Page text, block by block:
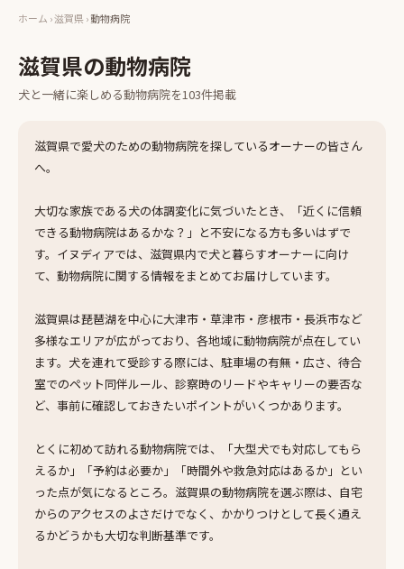
ホーム ›滋賀県›動物病院
滋賀県の動物病院
犬と一緒に楽しめる動物病院を103件掲載
滋賀県で愛犬のための動物病院を探しているオーナーの皆さん
へ。
大切な家族である犬の体調変化に気づいたとき、「近くに信頼
できる動物病院はあるかな？」と不安になる方も多いはずで
す。イヌディアでは、滋賀県内で犬と暮らすオーナーに向け
て、動物病院に関する情報をまとめてお届けしています。
滋賀県は琵琶湖を中心に大津市・草津市・彦根市・長浜市など
多様なエリアが広がっており、各地域に動物病院が点在してい
ます。犬を連れて受診する際には、駐車場の有無・広さ、待合
室でのペット同伴ルール、診察時のリードやキャリーの要否な
ど、事前に確認しておきたいポイントがいくつかあります。
とくに初めて訪れる動物病院では、「大型犬でも対応してもら
えるか」「予約は必要か」「時間外や救急対応はあるか」とい
った点が気になるところ。滋賀県の動物病院を選ぶ際は、自宅
からのアクセスのよさだけでなく、かかりつけとして長く通え
るかどうかも大切な判断基準です。